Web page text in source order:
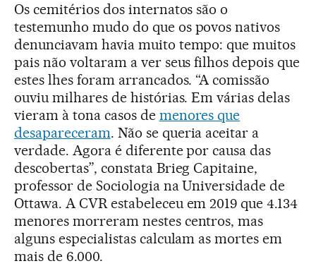
Os cemitérios dos internatos são o
testemunho mudo do que os povos nativos
denunciavam havia muito tempo: que muitos
pais não voltaram a ver seus filhos depois que
estes lhes foram arrancados. “A comissão
ouviu milhares de histórias. Em várias delas
vieram à tona casos de menores que
desapareceram. Não se queria aceitar a
verdade. Agora é diferente por causa das
descobertas”, constata Brieg Capitaine,
professor de Sociologia na Universidade de
Ottawa. A CVR estabeleceu em 2019 que 4.134
menores morreram nestes centros, mas
alguns especialistas calculam as mortes em
mais de 6.000.